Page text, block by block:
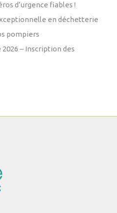
d’urgence fiables !
en déchetterie
pompiers
– Inscription des